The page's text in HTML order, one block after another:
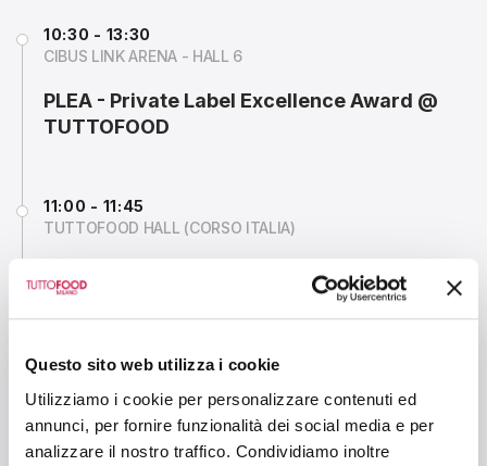
Questo sito web utilizza i cookie
Utilizziamo i cookie per personalizzare contenuti ed
annunci, per fornire funzionalità dei social media e per
analizzare il nostro traffico. Condividiamo inoltre
10:30 - 13:30
CIBUS LINK ARENA - HALL 6
PLEA - Private Label Excellence Award @
TUTTOFOOD
11:00 - 11:45
TUTTOFOOD HALL (CORSO ITALIA)
TUTTOBIO ARENA - PAD. 5
Today's EU organic market: key figures
and consumer trends